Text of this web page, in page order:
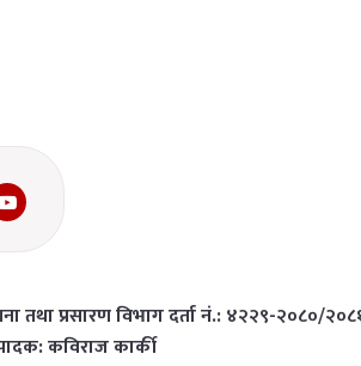
तथा प्रसारण विभाग दर्ता नं.: ४२२९-२०८०/
कविराज कार्की